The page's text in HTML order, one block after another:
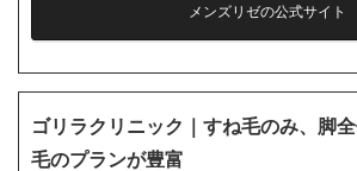
メンズリゼの公式サイト
ゴリラクリニック｜すね毛のみ、脚
毛のプランが豊富